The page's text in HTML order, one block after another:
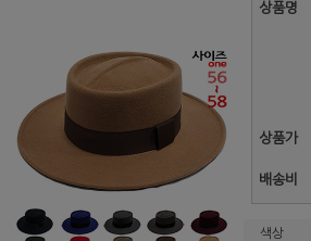
상품명
상품가
배송비
색상